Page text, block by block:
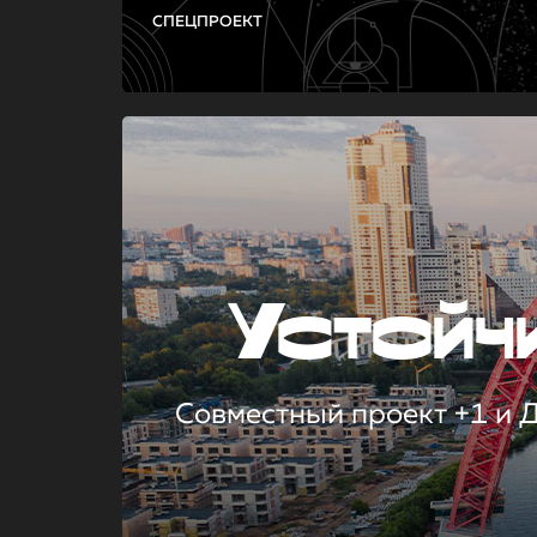
СПЕЦПРОЕКТ
Совместный проект +1 и